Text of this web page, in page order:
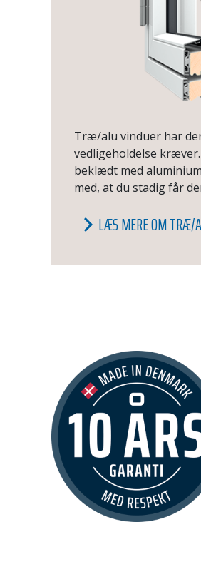
Træ/alu vinduer har
vedligeholdelse
beklædt med
med, at du stadig får
LÆS MERE OM TRÆ/